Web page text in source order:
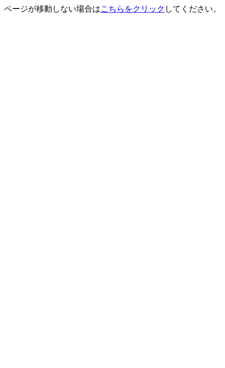
ページが移動しない場合はこちらをクリック してください。